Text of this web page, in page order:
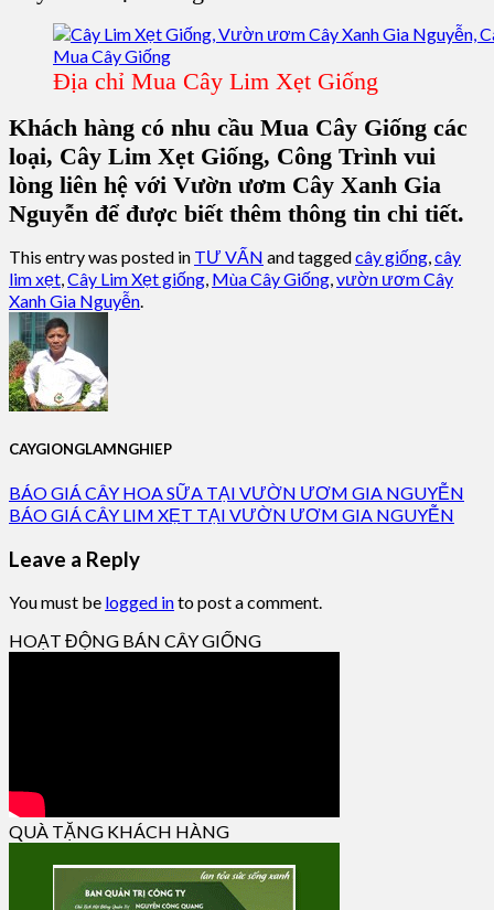
Địa chỉ Mua Cây Lim Xẹt Giống
Khách hàng có nhu cầu Mua Cây Giống các
loại, Cây Lim Xẹt Giống, Công Trình vui
lòng liên hệ với Vườn ươm Cây Xanh Gia
Nguyễn để được biết thêm thông tin chi tiết.
This entry was posted in TƯ VẤN and taggedcây giống,cây
lim xẹt,Cây Lim Xẹt giống, Mùa Cây Giống,vườn ươm Cây
Xanh Gia Nguyễn.
CAYGIONGLAMNGHIEP
BÁO GIÁ CÂY HOA SỮA TẠI VƯỜN ƯƠM GIA NGUYỄN
BÁO GIÁ CÂY LIM XẸT TẠI VƯỜN ƯƠM GIA NGUYỄN
Leave a Reply
You must be logged into post a comment.
HOẠT ĐỘNG BÁN CÂY GIỐNG
QUÀ TẶNG KHÁCH HÀNG